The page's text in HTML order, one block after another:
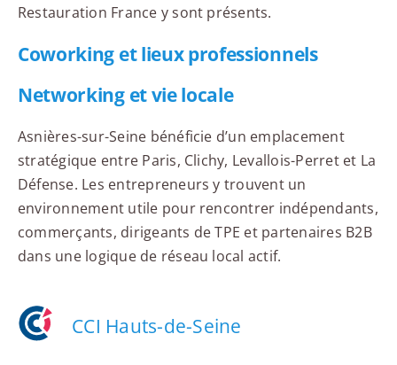
Restauration France y sont présents.
Coworking et lieux professionnels
Networking et vie locale
Asnières-sur-Seine bénéficie d’un emplacement
stratégique entre Paris, Clichy, Levallois-Perret et La
Défense. Les entrepreneurs y trouvent un
environnement utile pour rencontrer indépendants,
commerçants, dirigeants de TPE et partenaires B2B
dans une logique de réseau local actif.
CCI Hauts-de-Seine